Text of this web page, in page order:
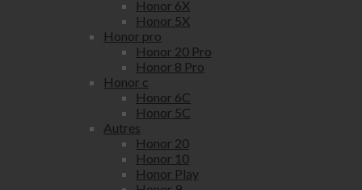
Honor 6X
Honor 5X
Honor pro
Honor 20 Pro
Honor 8 Pro
Honor c
Honor 6C
Honor 5C
Autres
Honor 20
Honor 10
Honor Play